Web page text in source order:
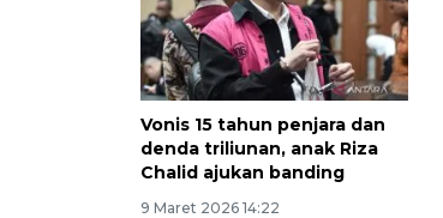
Vonis 15 tahun penjara dan
denda triliunan, anak Riza
Chalid ajukan banding
9 Maret 2026 14:22